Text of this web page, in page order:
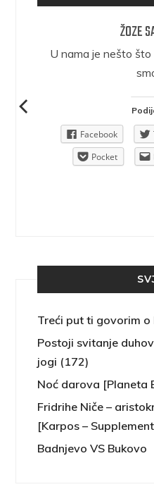
ŽOZE
U nama je nešto
Facebook
Pocket
Treći put ti govorim o
Postoji svitanje
jogi (172)
Noć darova [Planeta
Fridrihe Niče –
[Karpos –
Badnjevo VS Bukovo